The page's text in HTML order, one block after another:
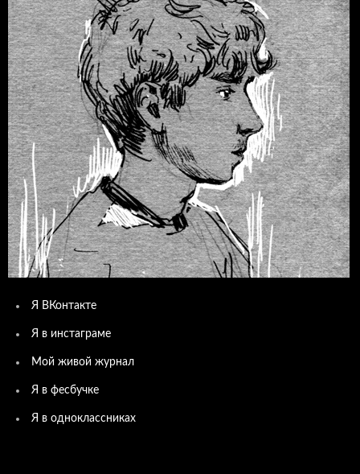
Я ВКонтакте
Я в инстаграме
Мой живой журнал
Я в фесбучке
Я в одноклассниках